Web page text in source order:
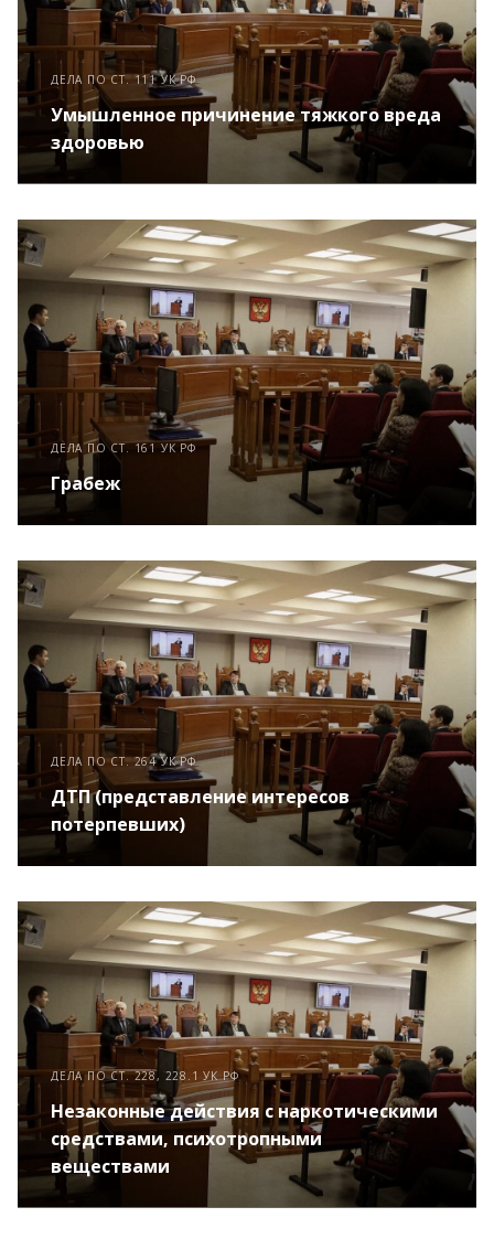
ДЕЛА ПО СТ. 111 УК РФ
Умышленное причинение тяжкого вреда
здоровью
ДЕЛА ПО СТ. 161 УК РФ
Грабеж
ДЕЛА ПО СТ. 264 УК РФ
ДТП (представление интересов
потерпевших)
ДЕЛА ПО СТ. 228, 228.1 УК РФ
Незаконные действия с наркотическими
средствами, психотропными
веществами